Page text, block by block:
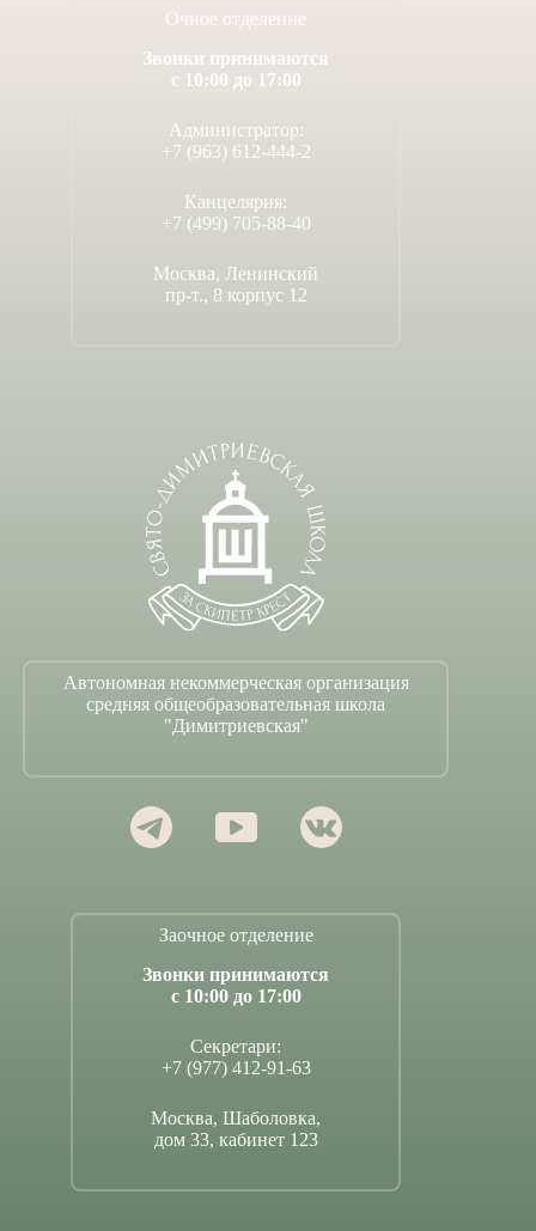
Очное отделение
Звонки принимаются
с 10:00 до 17:00
Администратор:
+7 (963) 612-444-2
Канцелярия:
+7 (499) 705-88-40
Москва, Ленинский
пр-т., 8 корпус 12
Автономная некоммерческая организация
средняя общеобразовательная школа
"Димитриевская"
Заочное отделение
Звонки принимаются
с 10:00 до 17:00
Секретари:
+7 (977) 412-91-63
Москва, Шаболовка,
дом 33, кабинет 123